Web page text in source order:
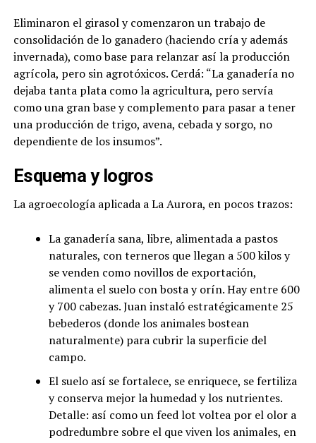
Eliminaron el girasol y comenzaron un trabajo de
consolidación de lo ganadero (haciendo cría y además
invernada), como base para relanzar así la producción
agrícola, pero sin agrotóxicos. Cerdá: “La ganadería no
dejaba tanta plata como la agricultura, pero servía
como una gran base y complemento para pasar a tener
una producción de trigo, avena, cebada y sorgo, no
dependiente de los insumos”.
Esquema y logros
La agroecología aplicada a La Aurora, en pocos trazos:
La ganadería sana, libre, alimentada a pastos
naturales, con terneros que llegan a 500 kilos y
se venden como novillos de exportación,
alimenta el suelo con bosta y orín. Hay entre 600
y 700 cabezas. Juan instaló estratégicamente 25
bebederos (donde los animales bostean
naturalmente) para cubrir la superficie del
campo.
El suelo así se fortalece, se enriquece, se fertiliza
y conserva mejor la humedad y los nutrientes.
Detalle: así como un feed lot voltea por el olor a
podredumbre sobre el que viven los animales, en